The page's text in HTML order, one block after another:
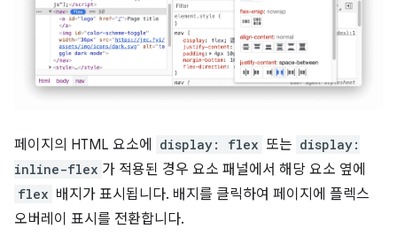
페이지의 HTML 요소에 display: flex 또는 display:
inline-flex 가 적용된 경우 요소 패널에서 해당 요소 옆에
flex 배지가 표시됩니다. 배지를 클릭하여 페이지에 플렉스
오버레이 표시를 전환합니다.